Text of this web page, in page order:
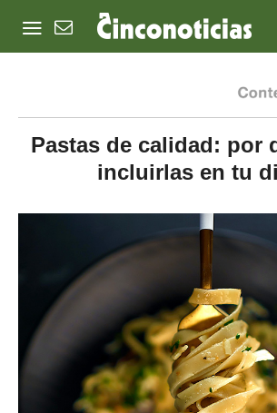
Pastas de calidad: por
incluirlas en tu